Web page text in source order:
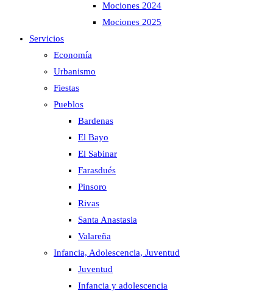
Mociones 2024
Mociones 2025
Servicios
Economía
Urbanismo
Fiestas
Pueblos
Bardenas
El Bayo
El Sabinar
Farasdués
Pinsoro
Rivas
Santa Anastasia
Valareña
Infancia, Adolescencia, Juventud
Juventud
Infancia y adolescencia